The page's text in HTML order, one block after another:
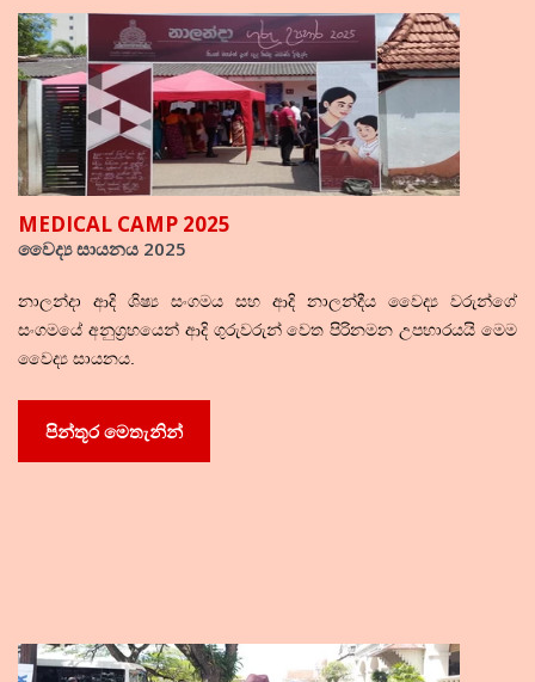
MEDICAL CAMP 2025
වෛද්‍ය සායනය 2025
නාලන්දා ආදි ශිෂ්‍ය සංගමය සහ ආදි නාලන්දීය වෛද්‍ය වරුන්ගේ
සංගමයේ අනුග්‍රහයෙන් ආදි ගුරුවරුන් වෙත පිරිනමන උපහාරයයි මෙම
වෛද්‍ය සායනය.
පින්තූර මෙතැනින්